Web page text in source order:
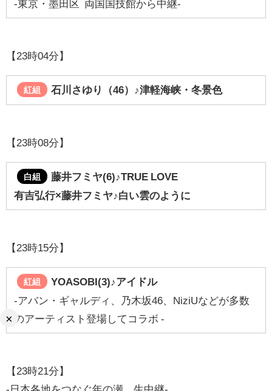
‐東京・墨田区 両国国技館から中継-
【23時04分】
紅組 石川さゆり（46）♪津軽海峡・冬景色
【23時08分】
白組
藤井フミヤ(6)♪TRUE LOVE
有吉弘行×藤井フミヤ♪白い雲のように
【23時15分】
紅組 YOASOBI(3)♪アイドル
‐アバン・ギャルディ、乃木坂46、NiziUなどが多数
のアーティスト登場してコラボ -
【23時21分】
×